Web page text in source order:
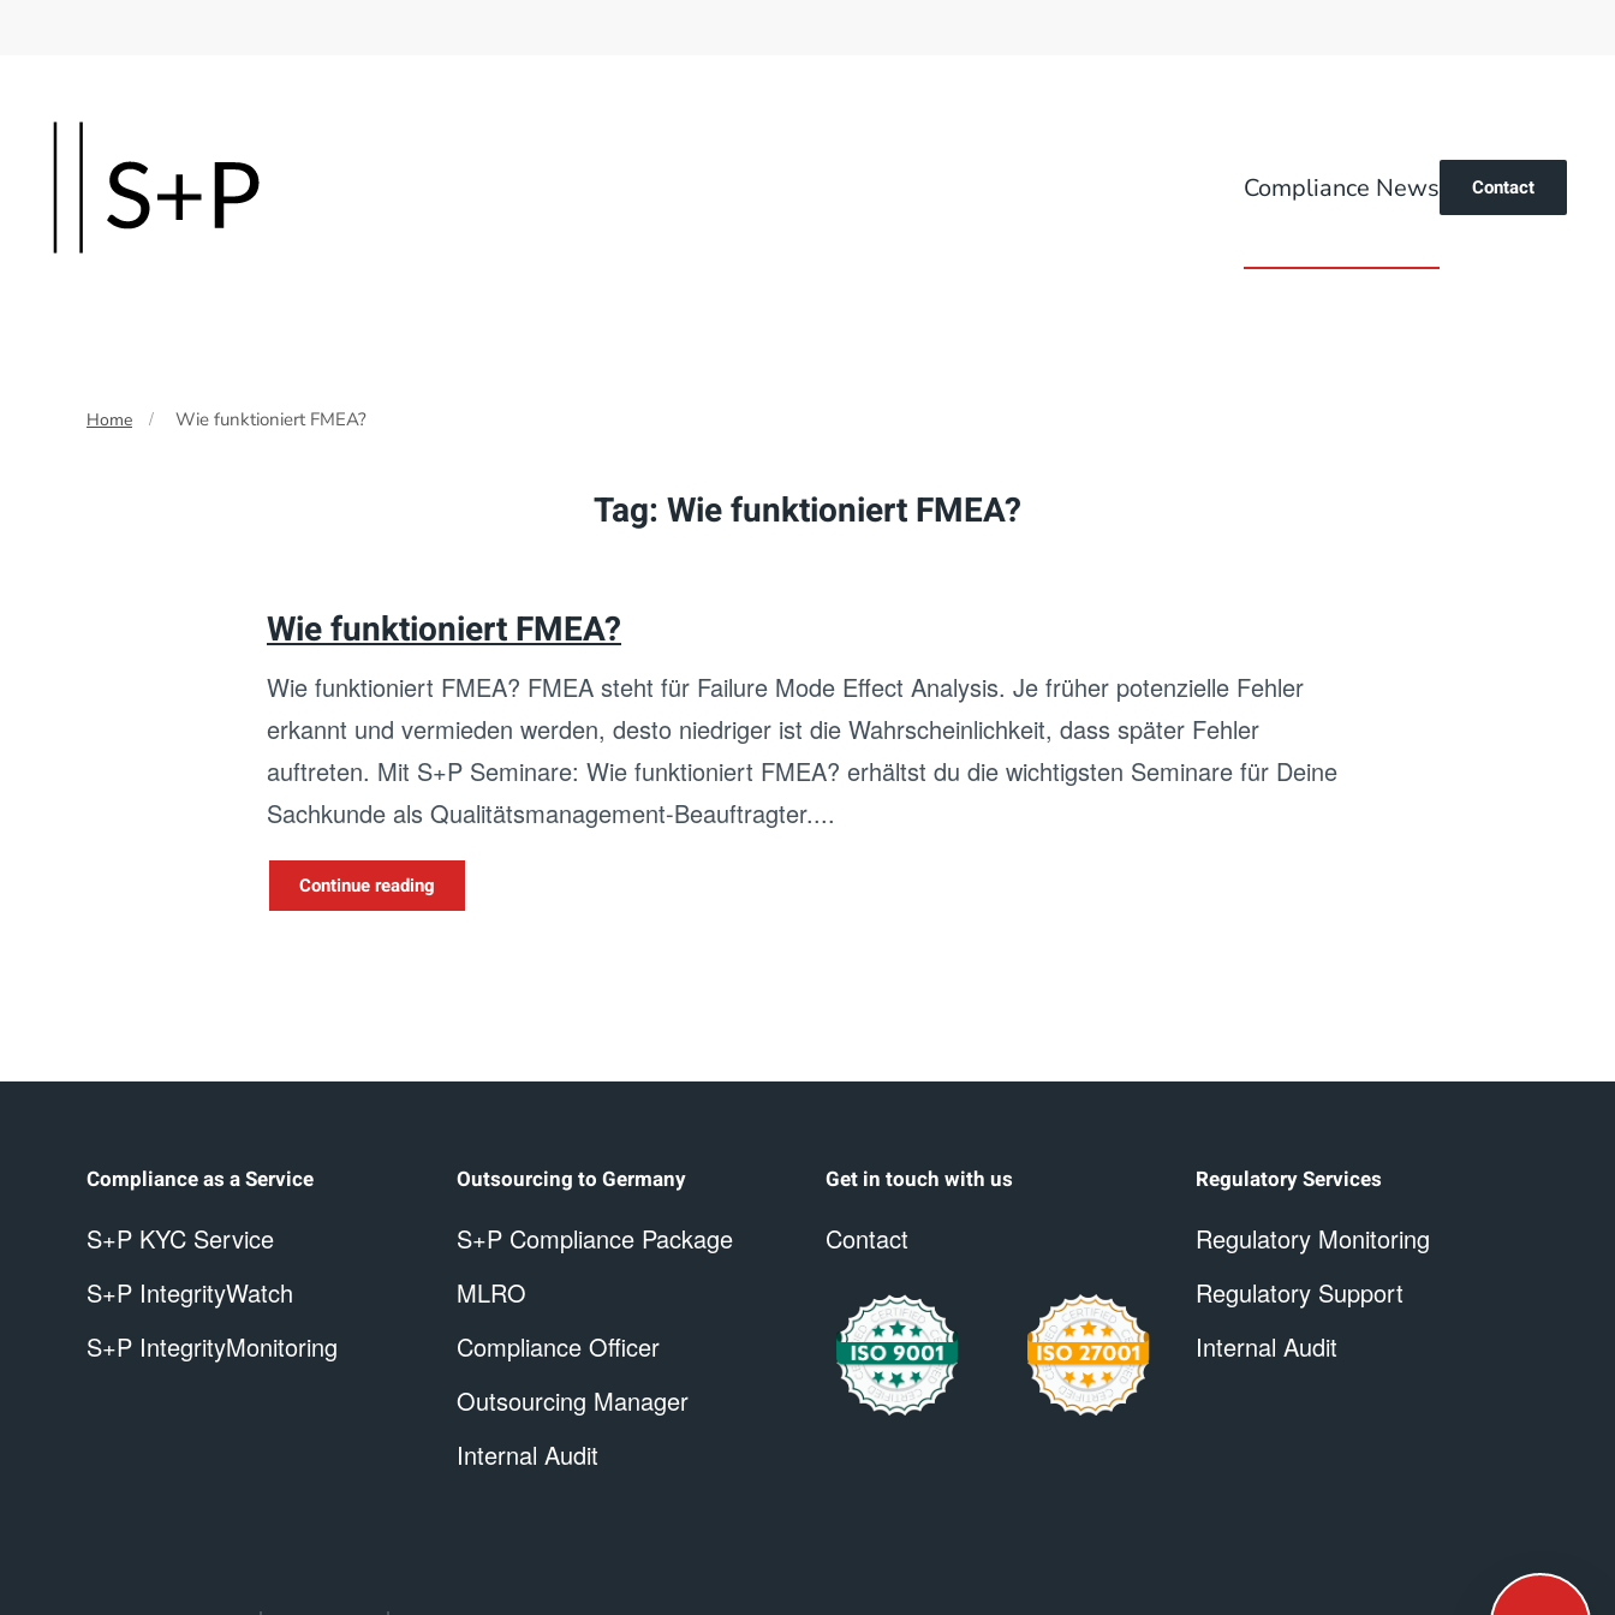
content
Compliance News Contact
Home Wie funktioniert FMEA?
Tag: Wie funktioniert FMEA?
Wie funktioniert FMEA?
Wie funktioniert FMEA? FMEA steht für Failure Mode Effect Analysis. Je früher potenzielle Fehler
erkannt und vermieden werden, desto niedriger ist die Wahrscheinlichkeit, dass später Fehler
auftreten. Mit S+P Seminare: Wie funktioniert FMEA? erhältst du die wichtigsten Seminare für Deine
Sachkunde als Qualitätsmanagement-Beauftragter....
Continue reading
Compliance as a Service
S+P KYC Service
S+P IntegrityWatch
S+P IntegrityMonitoring
Outsourcing to Germany
S+P Compliance Package
MLRO
Compliance Officer
Outsourcing Manager
Internal Audit
Get in touch with us
Contact
Regulatory Services
Regulatory Monitoring
Regulatory Support
Internal Audit